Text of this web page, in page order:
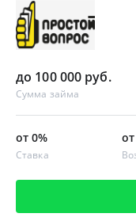
до 100 000 руб.
Сумма займа
от 0%
Ставка